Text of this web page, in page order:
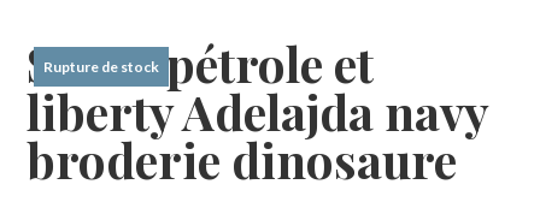
Sweat pétrole et
liberty Adelajda navy
broderie dinosaure
Rupture de stock